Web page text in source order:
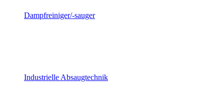
Dampfreiniger/-sauger
Industrielle Absaugtechnik